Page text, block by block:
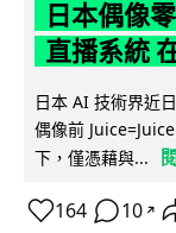
日本偶像
直播系統
日本 AI 技術界近
偶像前
下，僅憑藉與...
164 10 ↗